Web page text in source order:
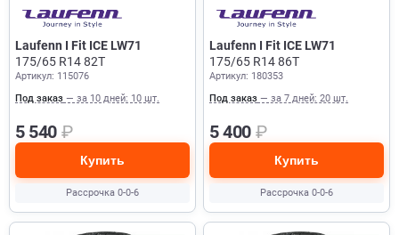
Laufenn I Fit ICE LW71
175/65 R14 82T
Артикул: 115076
Под заказ — за 10 дней: 10 шт.
5 540 ₽
Купить
Рассрочка 0-0-6
Laufenn I Fit ICE LW71
175/65 R14 86T
Артикул: 180353
Под заказ — за 7 дней: 20 шт.
5 400 ₽
Купить
Рассрочка 0-0-6